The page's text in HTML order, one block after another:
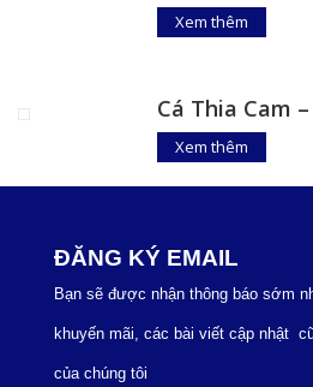
Xem thêm
Cá Thia Cam
Xem thêm
ĐĂNG KÝ EMAIL
Bạn sẽ được nhận thông báo sớm
khuyến mãi, các bài viết cập nhật
của chúng tôi